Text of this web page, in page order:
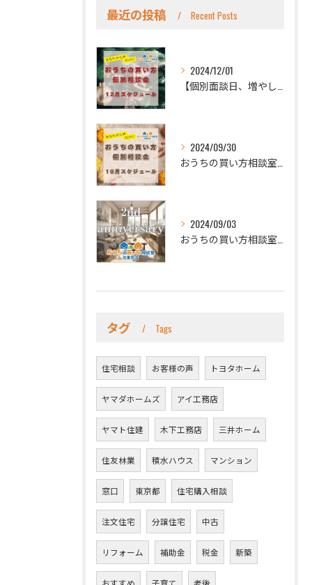
最近の投稿 Recent Posts
2024/12/01
2024/09/30
2024/09/03
タグ Tags
住宅相談 お客様の声 トヨタホーム
ヤマダホームズ アイ工務店
ヤマト住建 木下工務店 三井ホーム
住友林業 積水ハウス マンション
窓口 東京都 住宅購入相談
注文住宅 分譲住宅 中古
リフォーム 補助金 税金 新築
おすすめ 子育て 老後